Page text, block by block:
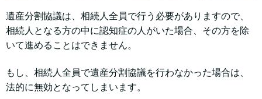
遺産分割協議は、相続人全員で行う必要がありますので、
相続人となる方の中に認知症の人がいた場合、その方を除
いて進めることはできません。
もし、相続人全員で遺産分割協議を行わなかった場合は、
法的に無効となってしまいます。